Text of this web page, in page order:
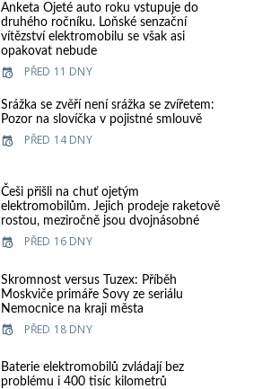
Anketa Ojeté auto roku vstupuje do
druhého ročníku. Loňské senzační
vítězství elektromobilu se však asi
opakovat nebude
PŘED 11 DNY
Srážka se zvěří není srážka se zvířetem:
Pozor na slovíčka v pojistné smlouvě
PŘED 14 DNY
Češi přišli na chuť ojetým
elektromobilům. Jejich prodeje raketově
rostou, meziročně jsou dvojnásobné
PŘED 16 DNY
Skromnost versus Tuzex: Příběh
Moskviče primáře Sovy ze seriálu
Nemocnice na kraji města
PŘED 18 DNY
Baterie elektromobilů zvládají bez
problému i 400 tisíc kilometrů